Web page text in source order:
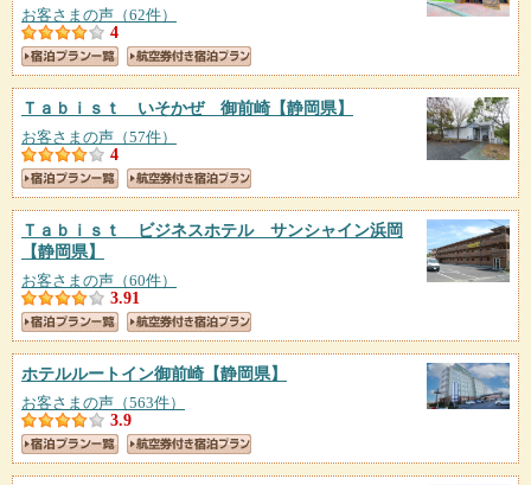
お客さまの声（62件）
4
Ｔａｂｉｓｔ いそかぜ 御前崎 【静岡県】
お客さまの声（57件）
4
Ｔａｂｉｓｔ ビジネスホテル サンシャイン浜岡
【静岡県】
お客さまの声（60件）
3.91
ホテルルートイン御前崎 【静岡県】
お客さまの声（563件）
3.9